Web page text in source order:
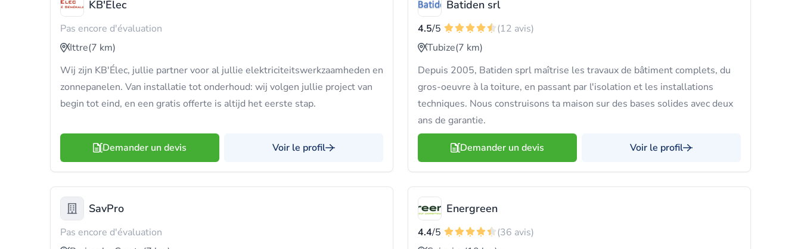
KB'Élec
Pas encore d'évaluation
Ittre(7 km)
Wij zijn KB'Élec, jullie partner voor al jullie elektriciteitswerkzaamheden en
zonnepanelen. Van installatie tot onderhoud: wij volgen jullie project van
begin tot eind, en een gratis offerte is altijd het eerste stap.
Demander un devis Voir le profil
Batiden srl
4.5/5
(12 avis)
Tubize(7 km)
Depuis 2005, Batiden sprl maîtrise les travaux de bâtiment complets, du
gros-oeuvre à la toiture, en passant par l'isolation et les installations
techniques. Nous construisons ta maison sur des bases solides avec deux
ans de garantie.
Demander un devis Voir le profil
SavPro
Pas encore d'évaluation
Energreen
4.4/5
(36 avis)